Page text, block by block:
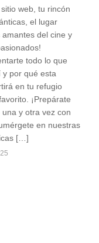
web, tu rincón
el lugar
del cine y
todo lo que
por qué esta
en tu refugio
¡Prepárate
y otra vez con
en nuestras
[…]